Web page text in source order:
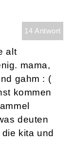
14 Antwort
alt
mama,
gahm : (
kommen
deuten
kita und